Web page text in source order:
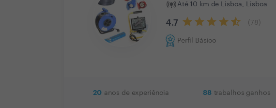
Até 10 km de Lisboa, Lisboa
4.7 ( 78
Perfil Básico
20 anos de experiência 88 trabalhos ganhos